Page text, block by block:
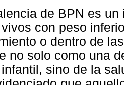
de BPN es
con peso
o dentro de
no solo como una
infantil, sino de la